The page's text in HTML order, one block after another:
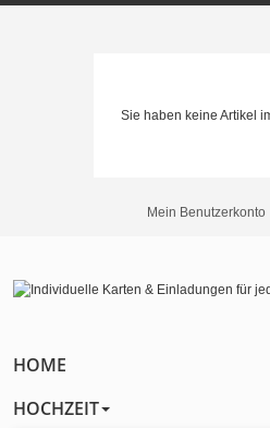
Sie haben keine Artikel
Mein Benutzerkonto
HOME
HOCHZEIT